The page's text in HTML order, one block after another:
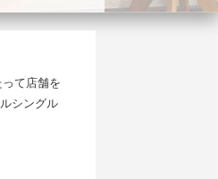
て店舗を
シングル